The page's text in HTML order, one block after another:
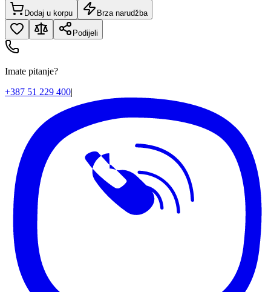
Dodaj u korpu Brza narudžba
Podijeli
Imate pitanje?
+387 51 229 400|